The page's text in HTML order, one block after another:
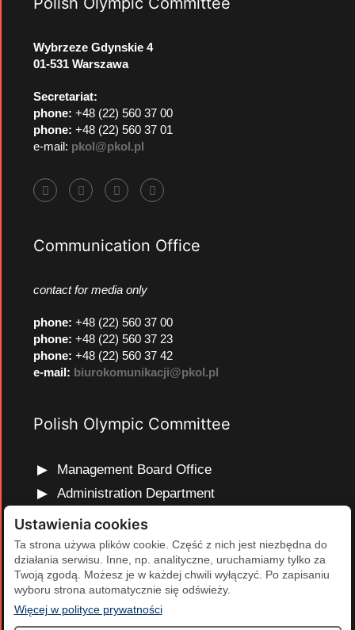
Wybrzeze Gdynskie 4
01-531 Warszawa
Secretariat:
phone: +48 (22) 560 37 00
phone: +48 (22) 560 37 01
e-mail: pkol@pkol.pl
Communication Office
contact for media only
phone: +48 (22) 560 37 00
phone: +48 (22) 560 37 23
phone: +48 (22) 560 37 42
e-mail: biurokomunikacji@pkol.pl
Polish Olympic Committee
Management Board Office
Administration Department
Marketing and Communications Department
Olympic Education Department
Finance and Human Resources Department
Development Projects Department
Ustawienia cookies
Ta strona używa plików cookie. Część z nich jest niezbędna do
działania serwisu. Inne, np. analityczne, uruchamiamy tylko za
Twoją zgodą. Możesz je w każdej chwili wyłączyć. Po zapisaniu
wyboru strona automatycznie się odświeży.
Więcej w polityce prywatności(otwiera się w nowej karcie)